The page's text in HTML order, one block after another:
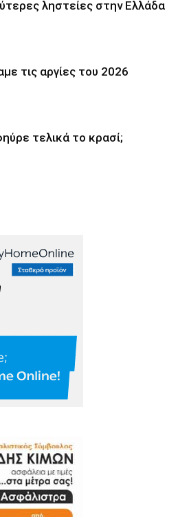
ληστείες στην Ελλάδα
τις αργίες του 2026
τελικά το κρασί;